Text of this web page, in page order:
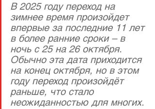
В 2025 году переход на
зимнее время произойдет
впервые за последние 11 лет
в более ранние сроки – в
ночь с 25 на 26 октября.
Обычно эта дата приходится
на конец октября, но в этом
году переход произойдёт
раньше, что стало
неожиданностью для многих.